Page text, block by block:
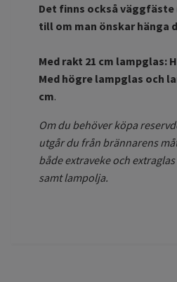
Det finns också
till om man önskar hänga
Med rakt 21 cm lampglas:
Med högre lampglas och
cm.
Om du behöver köpa
utgår du från brännarens
både extraveke och
samt lampolja.